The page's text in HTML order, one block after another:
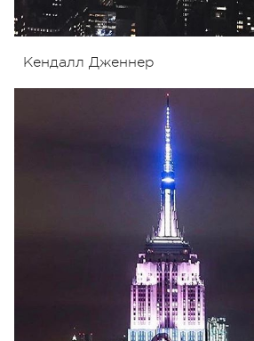
Кендалл Дженнер